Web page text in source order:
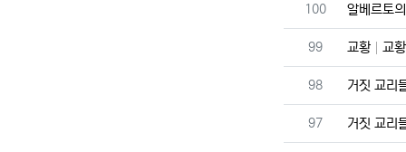
번호
100 알베르토
번호
99 교황 교
번호
98 거짓 교리
번호
97 거짓 교리